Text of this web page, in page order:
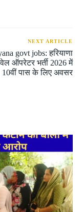
NEXT ARTICLE
govt jobs: हरियाणा
ऑपरेटर भर्ती 2026 में
10वीं पास के लिए अवसर